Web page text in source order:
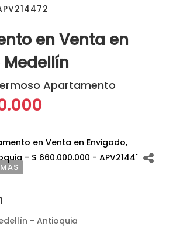
en Venta en
Apartamento
- Antioquia